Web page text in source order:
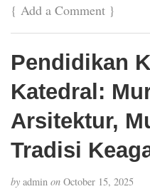
{ Add a Comment }
Pendidikan
Katedral:
Arsitektur,
Tradisi
by admin on October 15, 2025